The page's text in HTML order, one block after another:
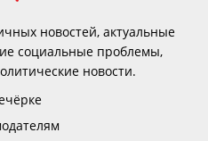
новостей, актуальные
социальные проблемы,
новости.